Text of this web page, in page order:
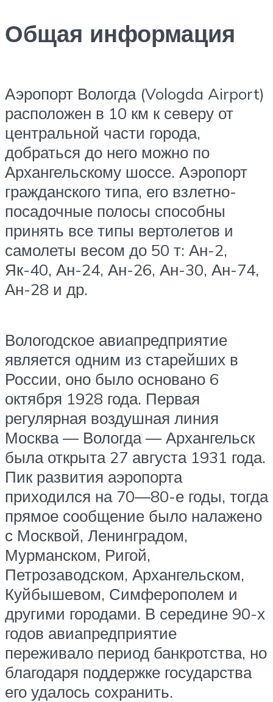
Общая информация
Аэропорт Вологда (Vologda Airport)
расположен в 10 км к северу от
центральной части города,
добраться до него можно по
Архангельскому шоссе. Аэропорт
гражданского типа, его взлетно-
посадочные полосы способны
принять все типы вертолетов и
самолеты весом до 50 т: Ан-2,
Як-40, Ан-24, Ан-26, Ан-30, Ан-74,
Ан-28 и др.
Вологодское авиапредприятие
является одним из старейших в
России, оно было основано 6
октября 1928 года. Первая
регулярная воздушная линия
Москва ― Вологда ― Архангельск
была открыта 27 августа 1931 года.
Пик развития аэропорта
приходился на 70―80-е годы, тогда
прямое сообщение было налажено
с Москвой, Ленинградом,
Мурманском, Ригой,
Петрозаводском, Архангельском,
Куйбышевом, Симферополем и
другими городами. В середине 90-х
годов авиапредприятие
переживало период банкротства, но
благодаря поддержке государства
его удалось сохранить.